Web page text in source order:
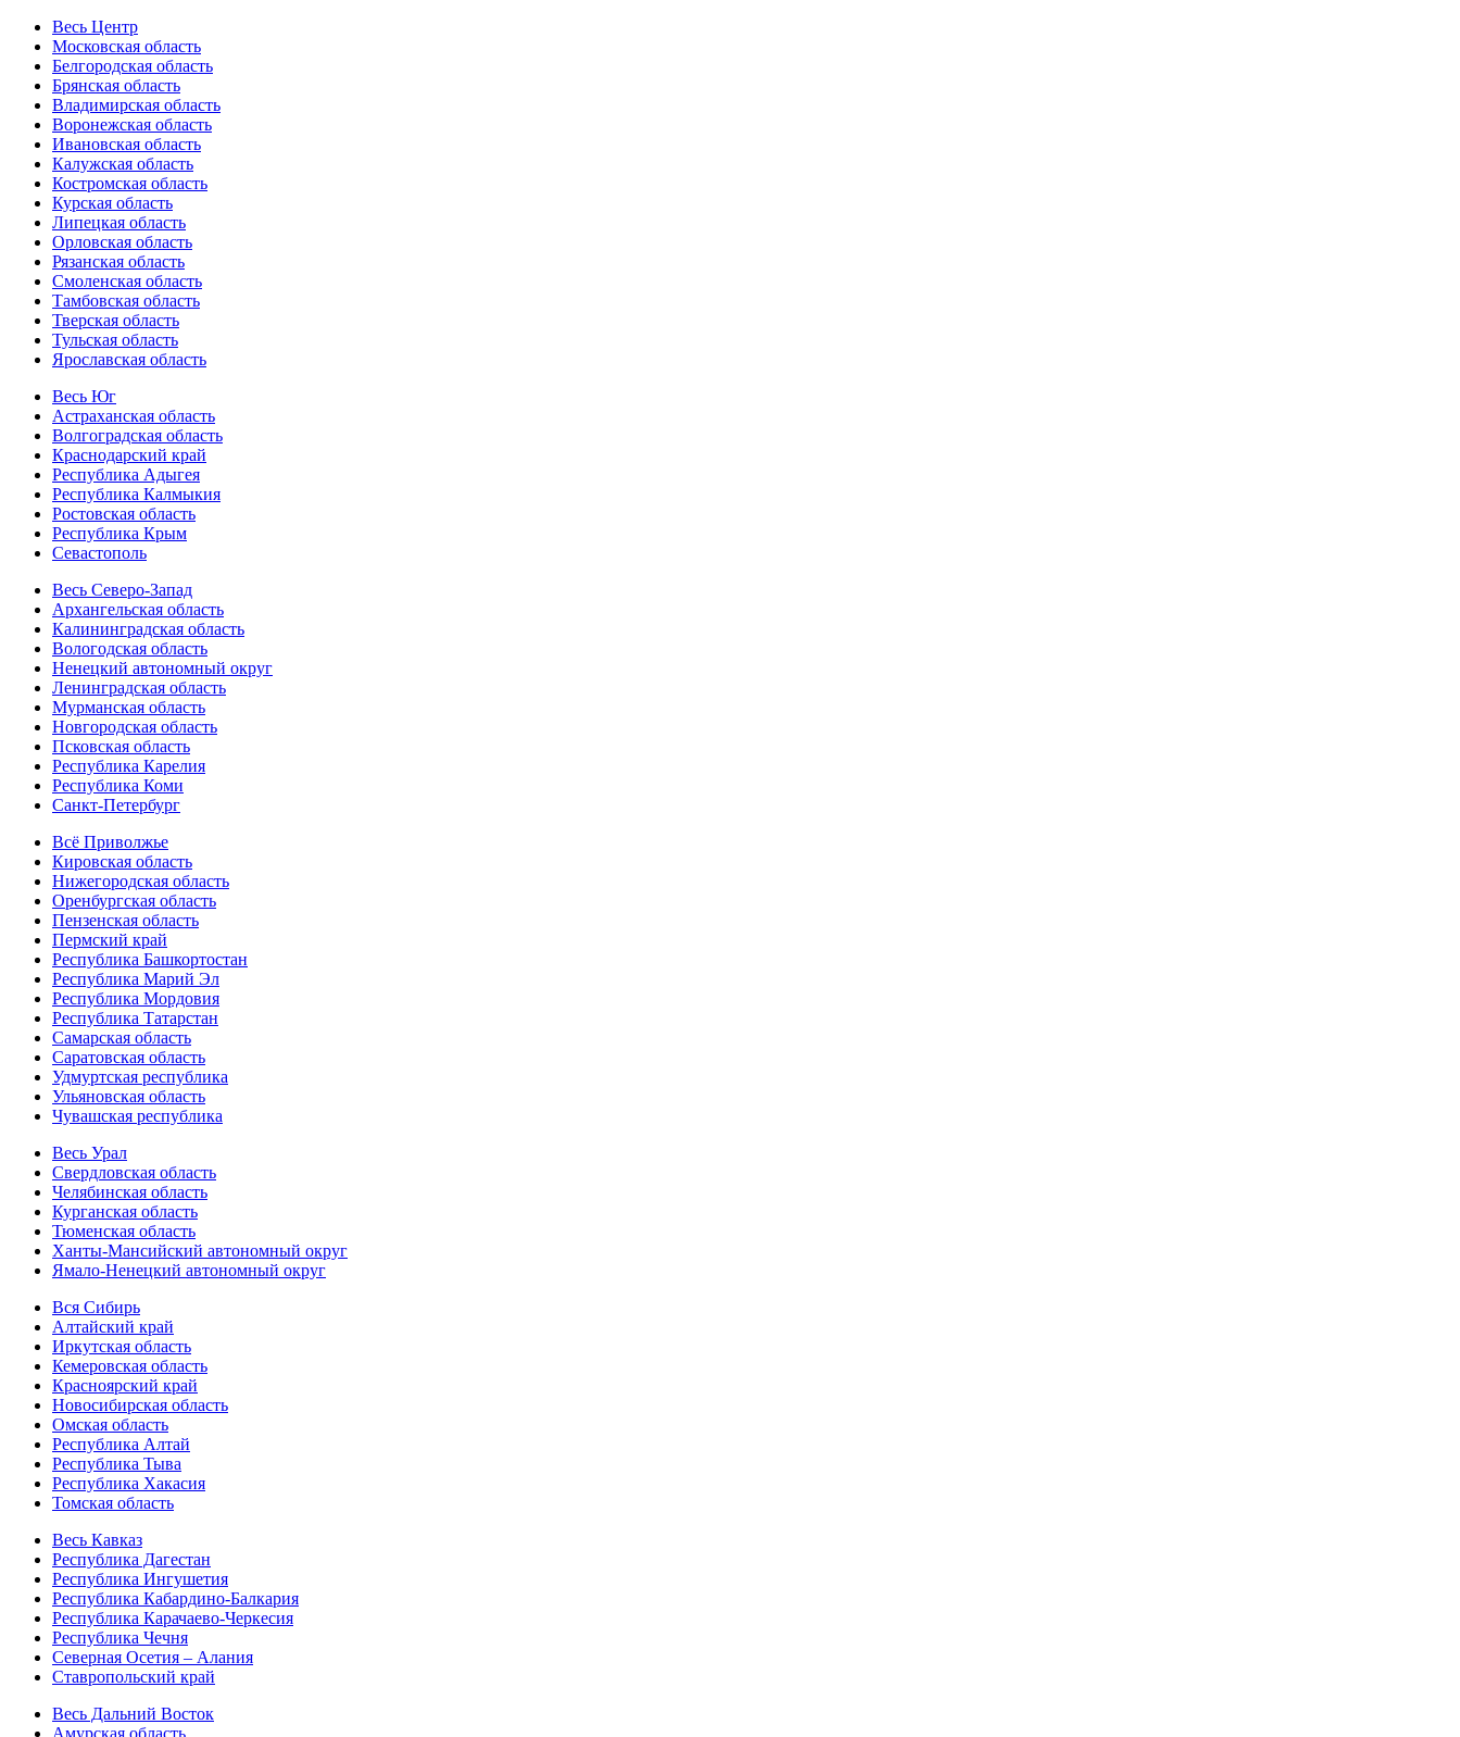
Весь Центр
Московская область
Белгородская область
Брянская область
Владимирская область
Воронежская область
Ивановская область
Калужская область
Костромская область
Курская область
Липецкая область
Орловская область
Рязанская область
Смоленская область
Тамбовская область
Тверская область
Тульская область
Ярославская область
Весь Юг
Астраханская область
Волгоградская область
Краснодарский край
Республика Адыгея
Республика Калмыкия
Ростовская область
Республика Крым
Севастополь
Весь Северо-Запад
Архангельская область
Калининградская область
Вологодская область
Ненецкий автономный округ
Ленинградская область
Мурманская область
Новгородская область
Псковская область
Республика Карелия
Республика Коми
Санкт-Петербург
Всё Приволжье
Кировская область
Нижегородская область
Оренбургская область
Пензенская область
Пермский край
Республика Башкортостан
Республика Марий Эл
Республика Мордовия
Республика Татарстан
Самарская область
Саратовская область
Удмуртская республика
Ульяновская область
Чувашская республика
Весь Урал
Свердловская область
Челябинская область
Курганская область
Тюменская область
Ханты-Мансийский автономный округ
Ямало-Ненецкий автономный округ
Вся Сибирь
Алтайский край
Иркутская область
Кемеровская область
Красноярский край
Новосибирская область
Омская область
Республика Алтай
Республика Тыва
Республика Хакасия
Томская область
Весь Кавказ
Республика Дагестан
Республика Ингушетия
Республика Кабардино-Балкария
Республика Карачаево-Черкесия
Республика Чечня
Северная Осетия – Алания
Ставропольский край
Весь Дальний Восток
Амурская область